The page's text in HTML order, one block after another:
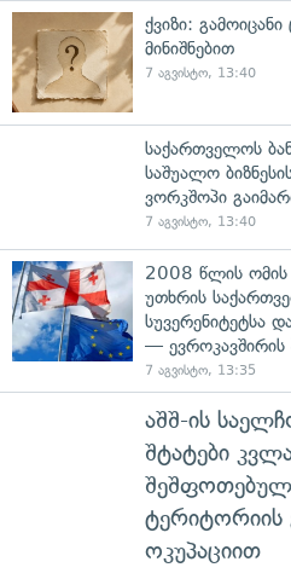
ქვიზი:
მინიშნებით
7 აგვისტო, 13:40
საქართველოს
საშუალო
ვორკშოპი
7 აგვისტო, 13:40
2008 წლის ომის
უთხრის
სუვერენიტეტსა
— ევროკავშირის
7 აგვისტო, 13:35
აშშ-ის
შტატები
ტერიტორიის
ოკუპაციით